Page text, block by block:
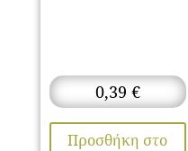
0,39 €
Προσθήκη στο